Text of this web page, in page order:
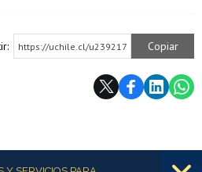
https://uchile.cl/u239217 Copiar